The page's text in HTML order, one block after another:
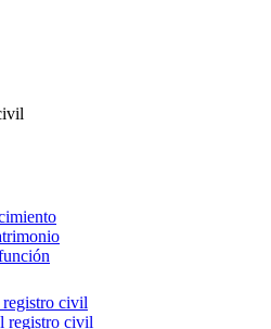
registro civil
registro civil